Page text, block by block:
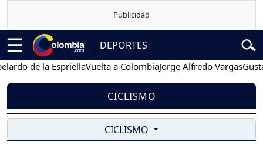
DEPORTES
de la EspriellaVuelta a ColombiaJorge Alfredo VargasGustavo
CICLISMO
CICLISMO